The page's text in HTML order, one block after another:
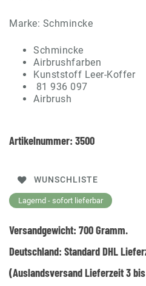
Marke: Schmincke
Schmincke
Airbrushfarben
Kunststoff Leer-Koffer
81 936 097
Airbrush
Artikelnummer: 3500
WUNSCHLISTE
Lagernd - sofort lieferbar
Versandgewicht: 700Gramm.
Deutschland: Standard DHL
(Auslandsversand Lieferzeit 3